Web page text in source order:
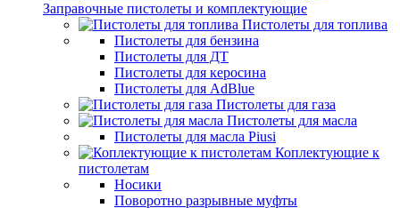
Заправочные пистолеты и комплектующие
Пистолеты для топлива
Пистолеты для бензина
Пистолеты для ДТ
Пистолеты для керосина
Пистолеты для AdBlue
Пистолеты для газа
Пистолеты для масла
Пистолеты для масла Piusi
Коплектующие к
пистолетам
Носики
Поворотно разрывные муфты